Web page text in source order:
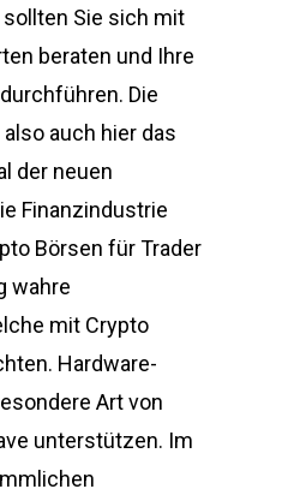
sollten Sie sich mit
beraten und Ihre
Die
auch hier das
der neuen
Finanzindustrie
Börsen für Trader
wahre
mit Crypto
Hardware-
Art von
unterstützen. Im